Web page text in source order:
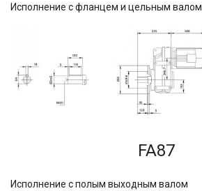
Исполнение с фланцем и цельным валом
FA87
Исполнение с полым выходным валом